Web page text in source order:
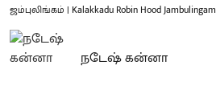
ஜம்புலிங்கம் | Kalakkadu Robin Hood Jambulingam
நடேஷ் கன்னா